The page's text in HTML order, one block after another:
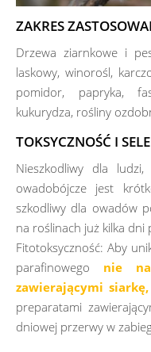
ZAKRES
Drzewa ziarnkowe i
laskowy, winorośl,
pomidor, papryka,
kukurydza, rośliny
TOKSYCZNOŚĆ I
Nieszkodliwy dla
owadobójcze jest
szkodliwy dla owadów
na roślinach już kilka dni
Fitotoksyczność: Aby
parafinowego nie
zawierającymi siarkę,
preparatami
dniowej przerwy w